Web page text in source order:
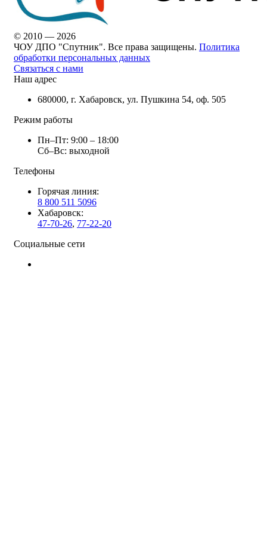
© 2010 — 2026
ЧОУ ДПО "Спутник". Все права защищены. Политика
обработки персональных данных
Связаться с нами
Наш адрес
680000, г. Хабаровск, ул. Пушкина 54, оф. 505
Режим работы
Пн–Пт: 9:00 – 18:00
Сб–Вс: выходной
Телефоны
Горячая линия:
8 800 511 5096
Хабаровск:
47-70-26, 77-22-20
Социальные сети